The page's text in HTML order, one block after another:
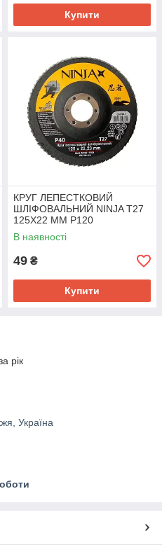
Купити
КРУГ ЛЕПЕСТКОВИЙ
ШЛІФОВАЛЬНИЙ NINJA Т27
125Х22 ММ Р120
В наявності
49 ₴
Купити
рік
Україна